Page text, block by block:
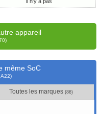
appareil
même SoC
Toutes les marques(86)